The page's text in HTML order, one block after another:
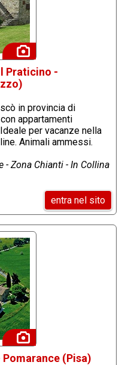
Praticino -
in provincia di
appartamenti
per vacanze nella
Animali ammessi.
- Zona Chianti - In Collina
entra nel sito
(Pisa)